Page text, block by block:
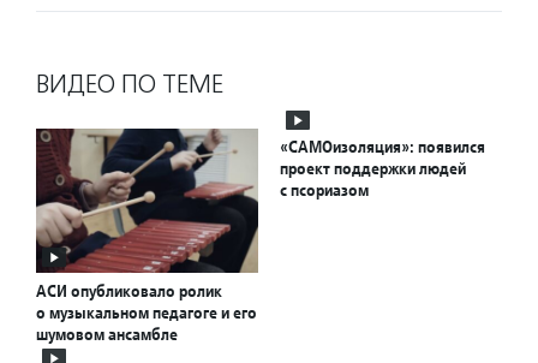
ВИДЕО ПО ТЕМЕ
АСИ опубликовало ролик
о музыкальном педагоге и его
шумовом ансамбле
«САМОизоляция»: появился
проект поддержки людей
с псориазом